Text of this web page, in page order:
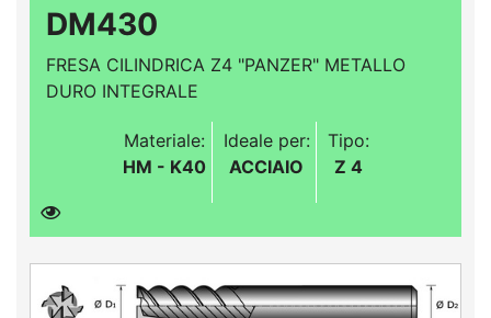
DM430
FRESA CILINDRICA Z4 "PANZER" METALLO
DURO INTEGRALE
Materiale:
HM - K40
Ideale per:
ACCIAIO
Tipo:
Z 4